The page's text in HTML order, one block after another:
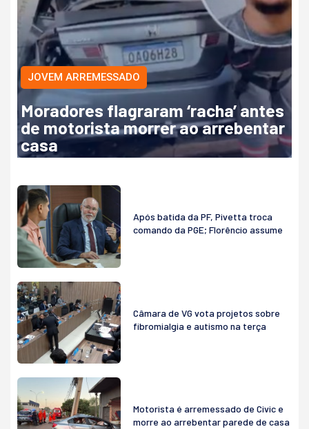
JOVEM ARREMESSADO
Moradores flagraram ‘racha’ antes
de motorista morrer ao arrebentar
casa
Após batida da PF, Pivetta troca
comando da PGE; Florêncio assume
Câmara de VG vota projetos sobre
fibromialgia e autismo na terça
Motorista é arremessado de Civic e
morre ao arrebentar parede de casa